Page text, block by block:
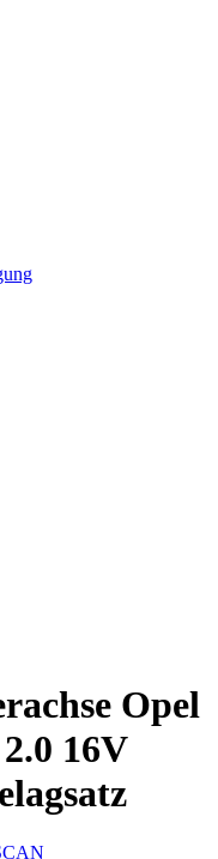
Opel
16V